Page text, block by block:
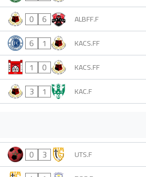
0 6
ALBFF.F
6 1
KACS.FF
1 0
KACS.FF
3 1 KAC.F
0 3
UTS.F